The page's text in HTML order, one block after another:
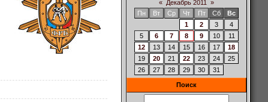
« Декабрь 2011
»
Пн
Вт Ср Чт Пт Сб
Вс
1
2 3
4
5
6 7 8 9 10
11
12
13 14 15 16 17
18
19
20 21 22 23 24
25
26
27 28 29 30 31
Поиск